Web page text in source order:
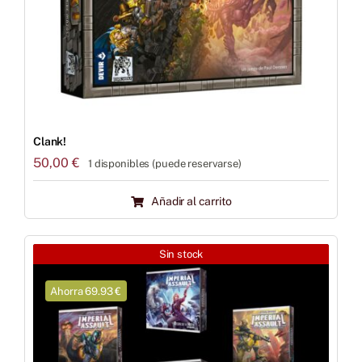
Clank!
50,00€ 1 disponibles (puede reservarse)
Añadir al carrito
Sin stock
Ahorra 69.93 €